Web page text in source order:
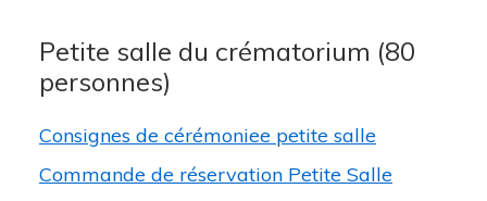
Petite salle du crématorium (80
personnes)
Consignes de cérémoniee petite salle
Commande de réservation Petite Salle